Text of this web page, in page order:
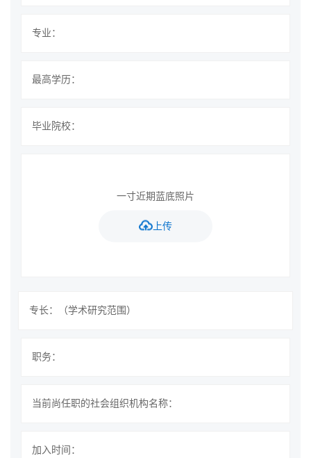
一寸近期蓝底照片
上传